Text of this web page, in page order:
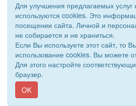
Для улучшения предлагаемых услуг
используются cookies. Это
посещении сайта. Личной и
не собирается и не храниться.
Если Вы используете этот сайт, то
использование cookies. Вы можете от
Для этого настройте
браузер.
OK